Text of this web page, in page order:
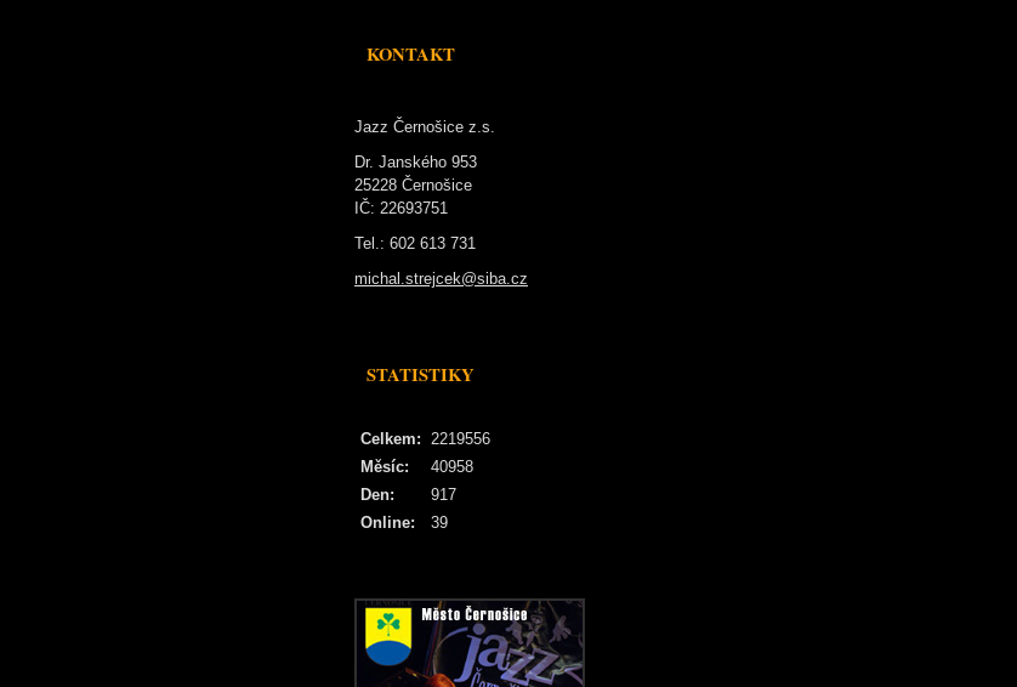
KONTAKT
Jazz Černošice z.s.
Dr. Janského 953
25228 Černošice
IČ: 22693751
Tel.: 602 613 731
michal.strejcek@siba.cz
STATISTIKY
Online: 39
Celkem: 2219556
Měsíc:
40958
Den:
917